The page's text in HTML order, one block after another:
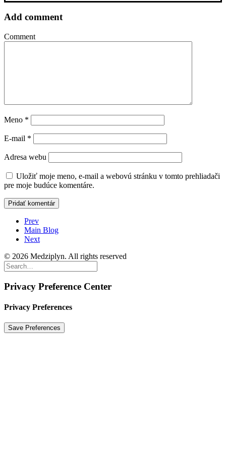
Add comment
Comment
Meno *
E-mail *
Adresa webu
Uložiť moje meno, e-mail a webovú stránku v tomto prehliadači
pre moje budúce komentáre.
Prev
Main Blog
Next
© 2026 Medziplyn. All rights reserved
Privacy Preference Center
Privacy Preferences